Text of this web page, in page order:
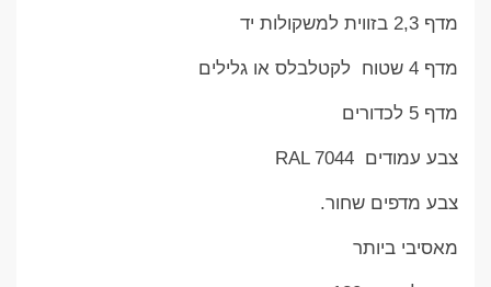
מדף 2,3 בזווית למשקולות יד
מדף 4 שטוח לקטלבלס או גלילים
מדף 5 לכדורים
צבע עמודים RAL 7044
צבע מדפים שחור.
מאסיבי ביותר